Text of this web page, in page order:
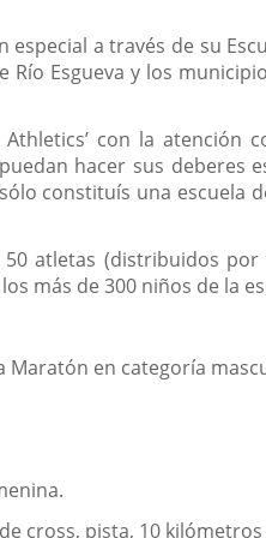
a través de su
Esgueva y los
con la
hacer sus deberes
constituís una escuela
atletas (distribuidos
más de 300 niños de la
Maratón en categoría
cross, pista, 10